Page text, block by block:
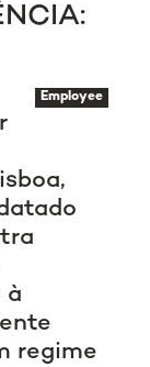
Employee
à
regime